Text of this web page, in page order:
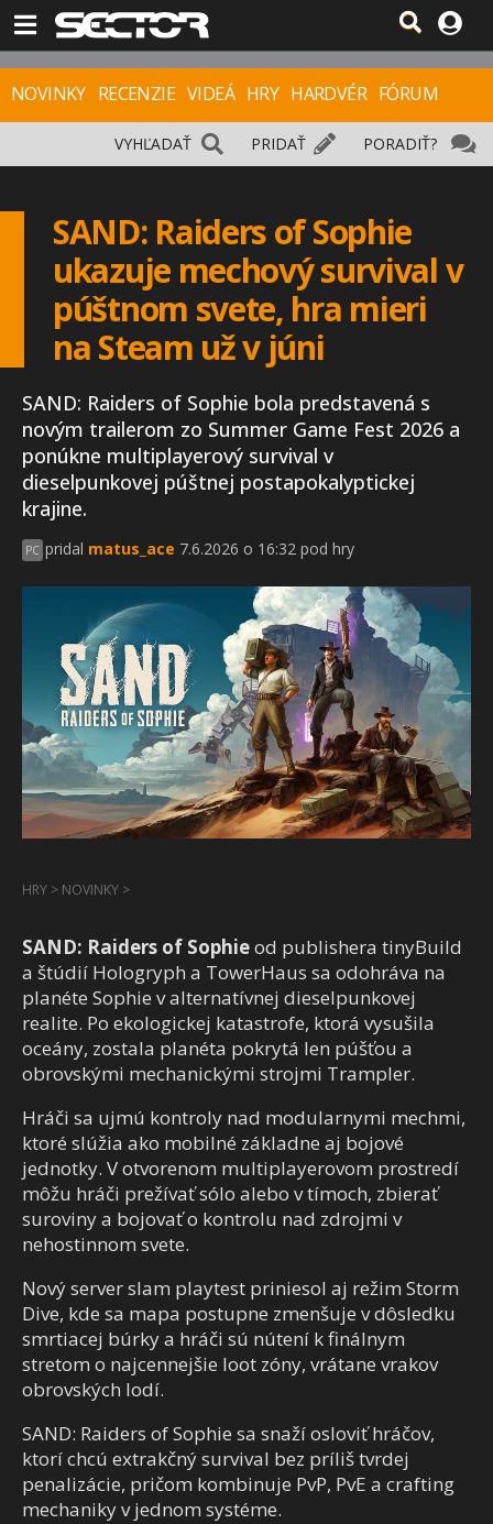
NOVINKY RECENZIE VIDEÁ HRY HARDVÉR FÓRUM
PORADIŤ?
PRIDAŤ
VYHĽADAŤ
SAND: Raiders of Sophie
ukazuje mechový survival v
púštnom svete, hra mieri
na Steam už v júni
SAND: Raiders of Sophie bola predstavená s
novým trailerom zo Summer Game Fest 2026 a
ponúkne multiplayerový survival v
dieselpunkovej púštnej postapokalyptickej
krajine.
PC pridal matus_ace 7.6.2026 o 16:32 pod hry
HRY > NOVINKY >
SAND: Raiders of Sophieod publishera tinyBuild
a štúdií Hologryph a TowerHaus sa odohráva na
planéte Sophie v alternatívnej dieselpunkovej
realite. Po ekologickej katastrofe, ktorá vysušila
oceány, zostala planéta pokrytá len púšťou a
obrovskými mechanickými strojmi Trampler.
Hráči sa ujmú kontroly nad modularnymi mechmi,
ktoré slúžia ako mobilné základne aj bojové
jednotky. V otvorenom multiplayerovom prostredí
môžu hráči prežívať sólo alebo v tímoch, zbierať
suroviny a bojovať o kontrolu nad zdrojmi v
nehostinnom svete.
Nový server slam playtest priniesol aj režim Storm
Dive, kde sa mapa postupne zmenšuje v dôsledku
smrtiacej búrky a hráči sú nútení k finálnym
stretom o najcennejšie loot zóny, vrátane vrakov
obrovských lodí.
SAND: Raiders of Sophie sa snaží osloviť hráčov,
ktorí chcú extrakčný survival bez príliš tvrdej
penalizácie, pričom kombinuje PvP, PvE a crafting
mechaniky v jednom systéme.